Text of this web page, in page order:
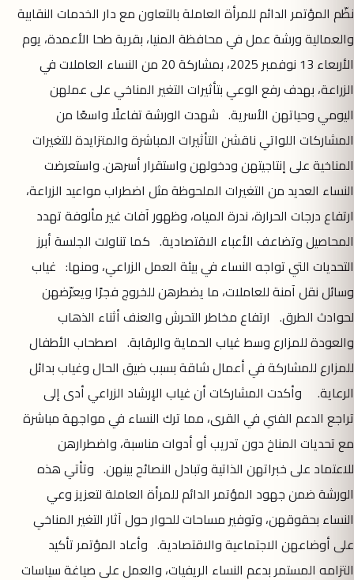
نظّم المؤتمر الدائم للمرأة العاملة بالتعاون مع دار الخدمات النقابية
والعمالية ورشة عمل في محافظة المنيا، بقرية طحا الأعمدة، يوم
الأربعاء 13 نوفمبر 2025، بمشاركة 20 من النساء العاملات في
الزراعة، بهدف رفع الوعي بتأثيرات التغير المناخي على عملهن
اليومي وحياتهن الأسرية. شهدت الورشة تفاعلًا واسعًا من
المشاركات اللواتي ناقشن التأثيرات المباشرة والمتزايدة للتغيرات
المناخية على إنتاجيتهن ودخولهن واستقرار أسرهن. واستعرضت
النساء العديد من التغيرات الملحوظة مثل اضطراب مواعيد الزراعة،
ارتفاع درجات الحرارة، ندرة المياه، وظهور آفات غير مألوفة تهدد
المحاصيل وتضاعف الأعباء الاقتصادية. كما تناولت الجلسة أبرز
التحديات التي تواجه النساء في بيئة العمل الزراعي، ومنها: غياب
وسائل نقل آمنة للعاملات، ما يضطرهن للخروج فجرًا ويعرّضهن
لحوادث الطرق. ارتفاع مخاطر التحرش والعنف أثناء الذهاب
والعودة للمزارع وسط غياب الحماية والرقابة. اصطحاب الأطفال
للمزارع للمشاركة في أعمال شاقة بسبب ضيق الحال وغياب بدائل
الرعاية. وأكدت المشاركات أن غياب الإرشاد الزراعي أدى إلى
تراجع الدعم الفني في القرى، مما ترك النساء في مواجهة مباشرة
مع تحديات المناخ دون تدريب أو أدوات مناسبة، واضطرارهن
للاعتماد على خبراتهن الذاتية وتبادل النصائح بينهن. وتأتي هذه
الورشة ضمن جهود المؤتمر الدائم للمرأة العاملة لتعزيز وعي
النساء بحقوقهن، وتوفير مساحات للحوار حول آثار التغير المناخي
على أوضاعهن الاجتماعية والاقتصادية. وأعاد المؤتمر تأكيد
التزامه المستمر بدعم النساء الريفيات، والعمل على صياغة سياسات